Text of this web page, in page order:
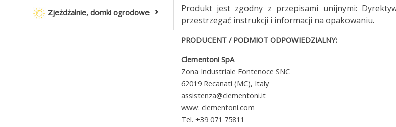
Zjeżdżalnie, domki ogrodowe
Produkt jest zgodny z przepisami unijnymi:
przestrzegać instrukcji i informacji na opakowaniu.
PRODUCENT / PODMIOT ODPOWIEDZIALNY:
Clementoni SpA
Zona Industriale Fontenoce SNC
62019 Recanati (MC), Italy
assistenza@clementoni.it
www. clementoni.com
Tel. +39 071 75811